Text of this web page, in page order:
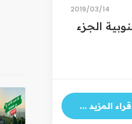
14‏/03‏/2019
الجزء
المزيد ...